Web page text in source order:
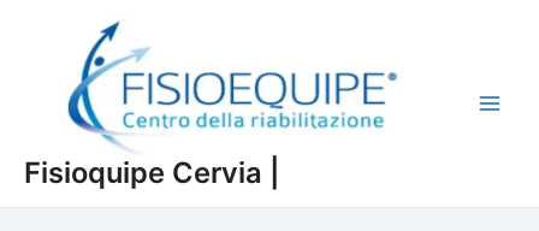
contenuto
Fisioquipe Cervia |